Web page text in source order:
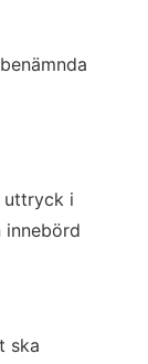
uttryck i
innebörd
ska